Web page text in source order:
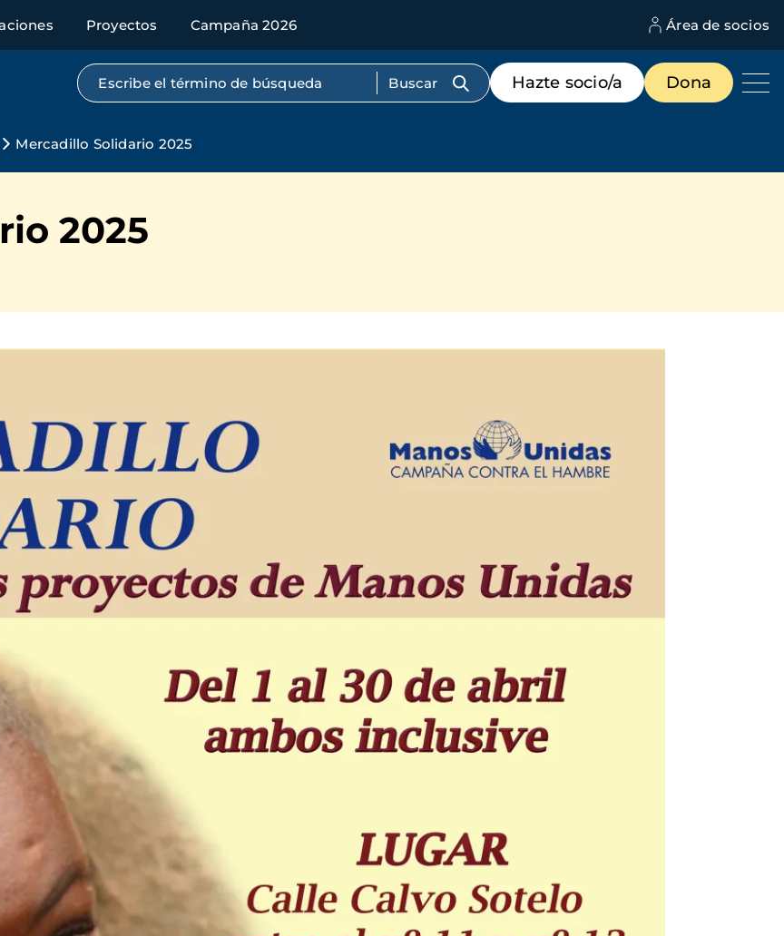
Proyectos Campaña 2026 Área de socios
Búsqueda por texto completo
Menú
de
destacados
Hazte socio/a Dona
Mercadillo Solidario 2025
2025